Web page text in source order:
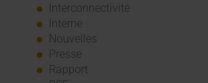
Interconnectivité
Interne
Nouvelles
Presse
Rapport